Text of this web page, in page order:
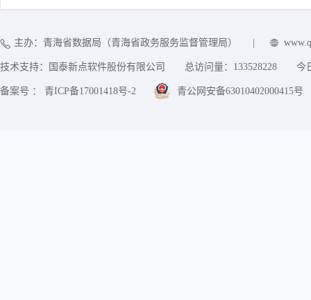
主办：青海省数据局（青海省政务服务监督管理局）
技术支持：国泰新点软件股份有限公司 总访问量： 133528228 今
备案号 ： 青ICP备17001418号-2 青公网安备63010402000415号